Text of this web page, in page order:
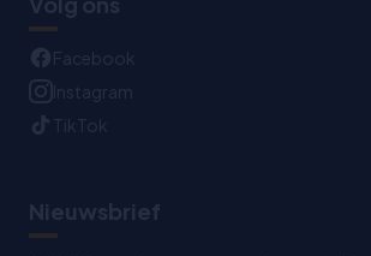
Facebook
Instagram
TikTok
Nieuwsbrief